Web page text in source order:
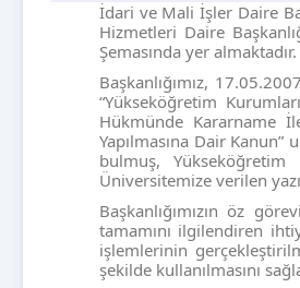
İdari ve Mali İşler Daire
Hizmetleri Daire
Şemasında yer almaktadır.
Başkanlığımız,
“Yükseköğretim
Hükmünde Kararname
Yapılmasına Dair
bulmuş, Yükseköğretim
Üniversitemize verilen
Başkanlığımızın öz
tamamını ilgilendiren
işlemlerinin
şekilde kullanılmasını